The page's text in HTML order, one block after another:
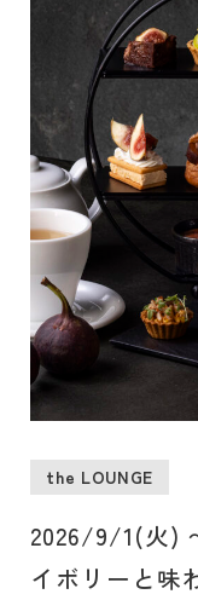
the LOUNGE
2026/9/1(火)
イボリーと味